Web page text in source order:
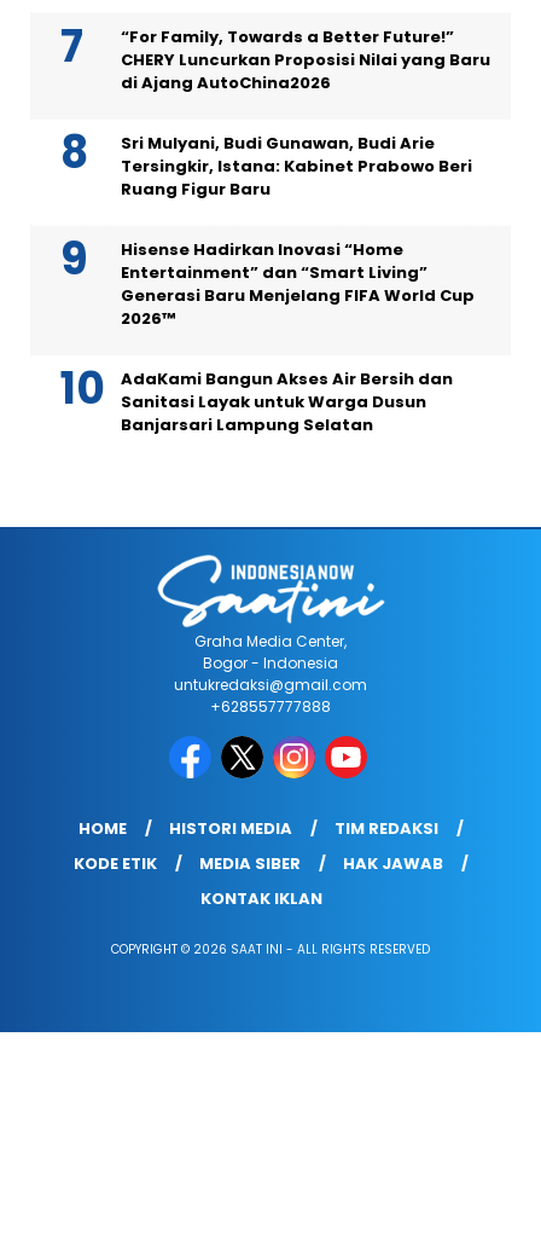
“For Family, Towards a Better Future!”
CHERY Luncurkan Proposisi Nilai yang Baru
di Ajang AutoChina2026
Sri Mulyani, Budi Gunawan, Budi Arie
Tersingkir, Istana: Kabinet Prabowo Beri
Ruang Figur Baru
Hisense Hadirkan Inovasi “Home
Entertainment” dan “Smart Living”
Generasi Baru Menjelang FIFA World Cup
2026™
AdaKami Bangun Akses Air Bersih dan
Sanitasi Layak untuk Warga Dusun
Banjarsari Lampung Selatan
Graha Media Center,
Bogor - Indonesia
untukredaksi@gmail.com
+628557777888
HOME HISTORI MEDIA
TIM REDAKSI
KODE ETIK
MEDIA SIBER
HAK JAWAB
KONTAK IKLAN
COPYRIGHT © 2026 SAAT INI - ALL RIGHTS RESERVED